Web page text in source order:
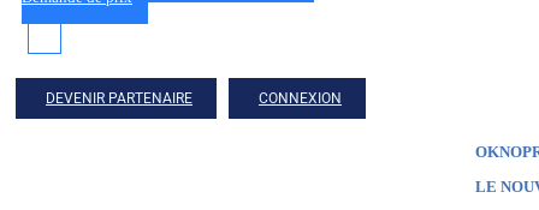
DEVENIR PARTENAIRE CONNEXION
LE